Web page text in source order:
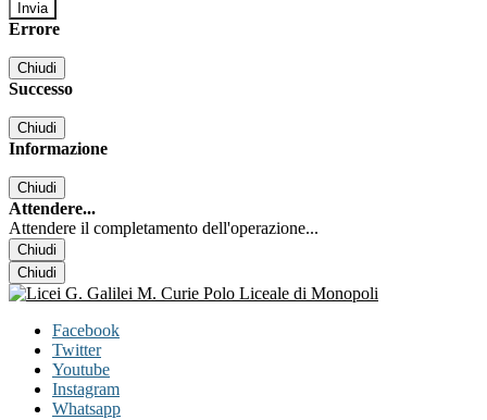
Errore
Chiudi
Successo
Chiudi
Informazione
Chiudi
Attendere...
Attendere il completamento dell'operazione...
Chiudi
Chiudi
Facebook
Twitter
Youtube
Instagram
Whatsapp